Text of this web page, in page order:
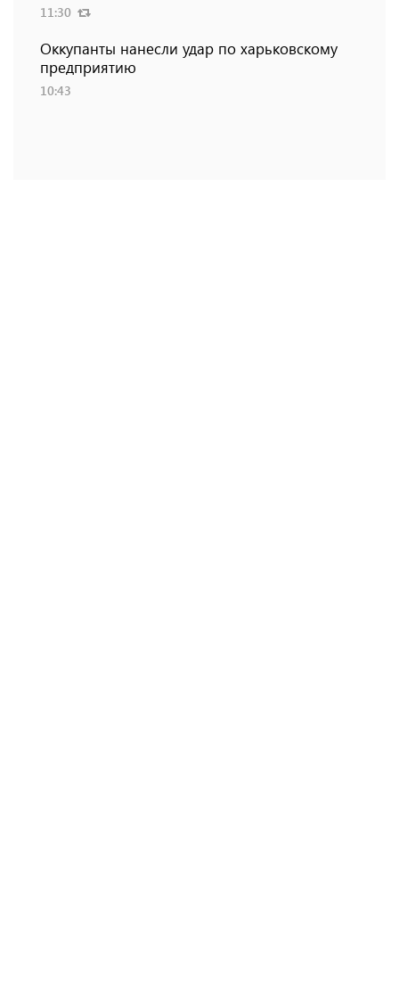
11:30
Оккупанты нанесли удар по харьковскому
предприятию
10:43